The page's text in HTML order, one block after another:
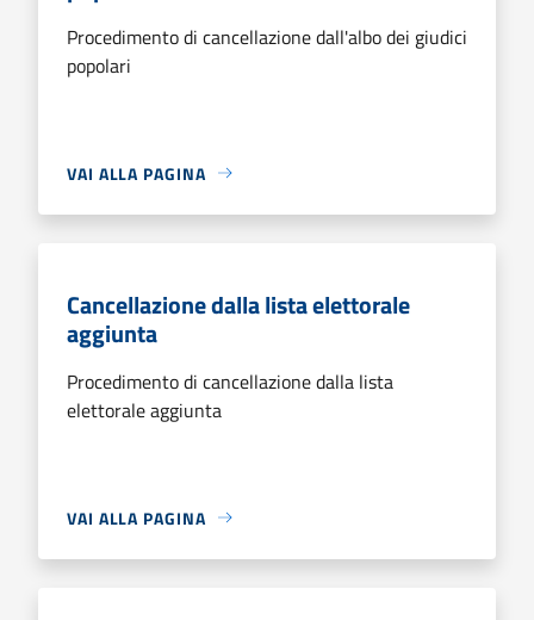
Procedimento di cancellazione dall'albo dei giudici
popolari
VAI ALLA PAGINA
Cancellazione dalla lista elettorale
aggiunta
Procedimento di cancellazione dalla lista
elettorale aggiunta
VAI ALLA PAGINA